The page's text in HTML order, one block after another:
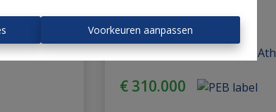
Voorkeuren aanpassen
Winkelruimte
Rue de la Station 25, 7800 Ath
€ 310.000